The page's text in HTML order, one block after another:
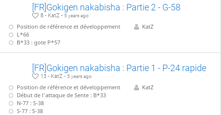
[FR]Gokigen nakabisha : Partie 2 - G-58
8 - KatZ - 5 years ago
Position de référence et développement
L*66
B*33 : gote P*57
KatZ
[FR]Gokigen nakabisha : Partie 1 - P-24 rapide
13 - KatZ - 5 years ago
Position de référence et développement
Début de l'attaque de Sente : B*33
N-77 : S-38
S-77 : S-38
KatZ